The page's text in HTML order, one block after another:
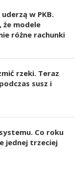
w PKB.
że modele
różne rachunki
rzeki. Teraz
susz i
Co roku
jednej trzeciej